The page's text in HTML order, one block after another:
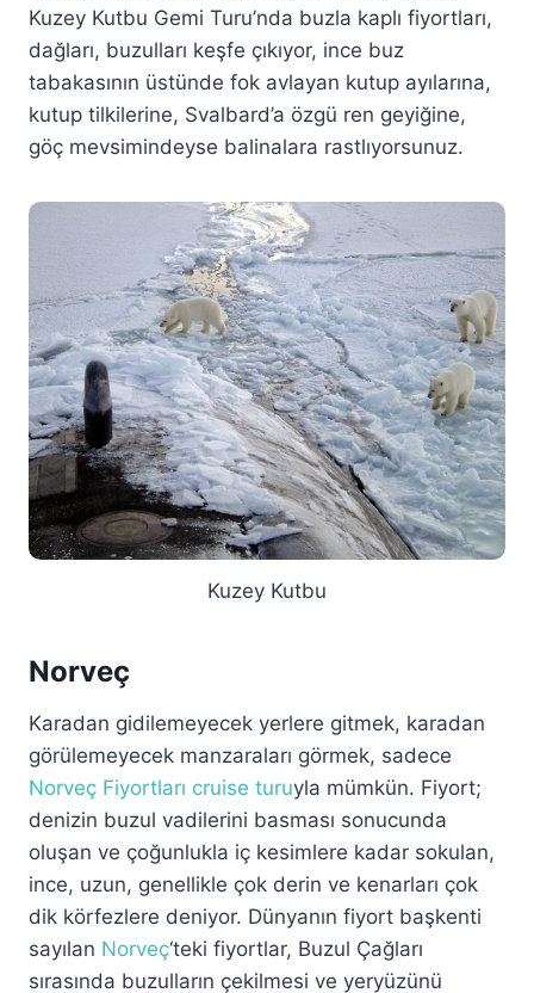
Kuzey Kutbu Gemi Turu’nda buzla kaplı fiyortları,
dağları, buzulları keşfe çıkıyor, ince buz
tabakasının üstünde fok avlayan kutup ayılarına,
kutup tilkilerine, Svalbard’a özgü ren geyiğine,
göç mevsimindeyse balinalara rastlıyorsunuz.
Kuzey Kutbu
Norveç
Karadan gidilemeyecek yerlere gitmek, karadan
görülemeyecek manzaraları görmek, sadece
Norveç Fiyortları cruise turuyla mümkün. Fiyort;
denizin buzul vadilerini basması sonucunda
oluşan ve çoğunlukla iç kesimlere kadar sokulan,
ince, uzun, genellikle çok derin ve kenarları çok
dik körfezlere deniyor. Dünyanın fiyort başkenti
sayılan Norveç‘teki fiyortlar, Buzul Çağları
sırasında buzulların çekilmesi ve yeryüzünü